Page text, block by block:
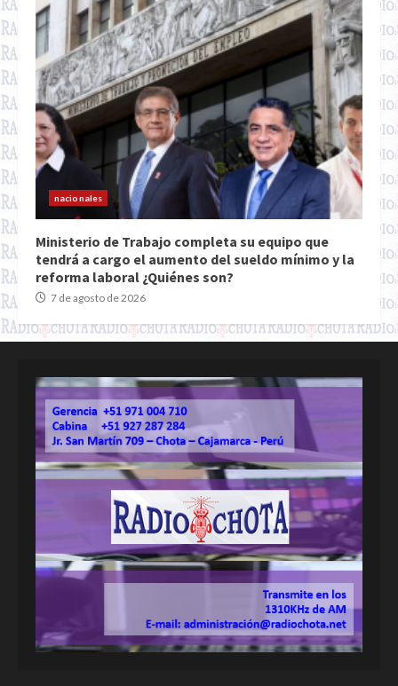
nacionales
Ministerio de Trabajo completa su equipo que
tendrá a cargo el aumento del sueldo mínimo y la
reforma laboral ¿Quiénes son?
7 de agosto de 2026